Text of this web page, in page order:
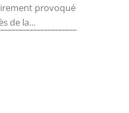
provoqué
de la...